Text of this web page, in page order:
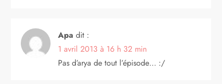
r
t
Apa dit :
1 avril 2013 à 16 h 32 min
Pas d’arya de tout l’épisode… :/